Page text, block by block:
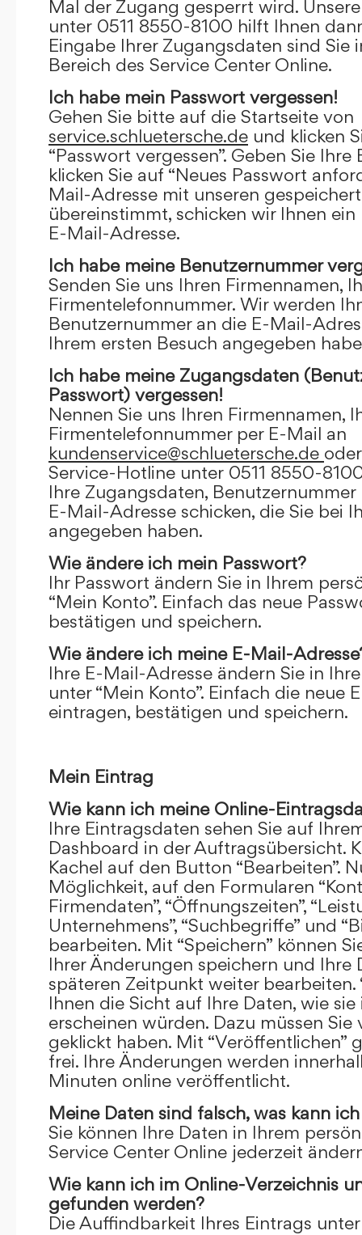
Mal der Zugang gesperrt wird.
unter 0511 8550-8100 hilft Ihnen
Eingabe Ihrer Zugangsdaten sind Sie
Bereich des Service Center Online.
Ich habe mein Passwort vergessen!
Gehen Sie bitte auf die Startseite von
service.schluetersche.de und klicken
“Passwort vergessen”. Geben Sie
klicken Sie auf “Neues Passwort
Mail-Adresse mit unseren
übereinstimmt, schicken wir Ihnen
E-Mail-Adresse.
Ich habe meine Benutzernummer
Senden Sie uns Ihren Firmennamen,
Firmentelefonnummer. Wir werden
Benutzernummer an die E-Mail-
Ihrem ersten Besuch angegeben
Ich habe meine Zugangsdaten
Passwort) vergessen!
Nennen Sie uns Ihren Firmennamen,
Firmentelefonnummer per E-Mail an
kundenservice@schluetersche.de
Service-Hotline unter 0511 8550-
Ihre Zugangsdaten,
E-Mail-Adresse schicken, die Sie bei
angegeben haben.
Wie ändere ich mein Passwort?
Ihr Passwort ändern Sie in Ihrem
“Mein Konto”. Einfach das neue
bestätigen und speichern.
Wie ändere ich meine E-Mail-
Ihre E-Mail-Adresse ändern Sie in
unter “Mein Konto”. Einfach die neue
eintragen, bestätigen und speichern.
Mein Eintrag
Wie kann ich meine Online-
Ihre Eintragsdaten sehen Sie auf
Dashboard in der Auftragsübersicht.
Kachel auf den Button “Bearbeiten”.
Möglichkeit, auf den Formularen
Firmendaten”, “Öffnungszeiten”,
Unternehmens”, “Suchbegriffe” und
bearbeiten. Mit “Speichern” können
Ihrer Änderungen speichern und Ihre
späteren Zeitpunkt weiter bearbeiten.
Ihnen die Sicht auf Ihre Daten, wie
erscheinen würden. Dazu müssen Sie
geklickt haben. Mit “Veröffentlichen”
frei. Ihre Änderungen werden
Minuten online veröffentlicht.
Meine Daten sind falsch, was kann
Sie können Ihre Daten in Ihrem
Service Center Online jederzeit
Wie kann ich im Online-Verzeichnis
gefunden werden?
Die Auffindbarkeit Ihres Eintrags